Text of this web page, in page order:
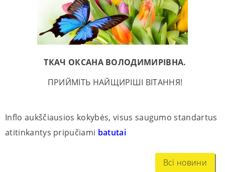
ТКАЧ ОКСАНА ВОЛОДИМИРІВНА.
ПРИЙМІТЬ НАЙЩИРІШІ ВІТАННЯ!
Inflo aukščiausios kokybės, visus saugumo standartus
atitinkantys pripučiami batutai
Всі новини